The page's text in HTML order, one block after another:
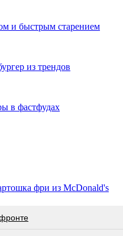
и быстрым старением
из трендов
в фастфудах
фри из McDonald's